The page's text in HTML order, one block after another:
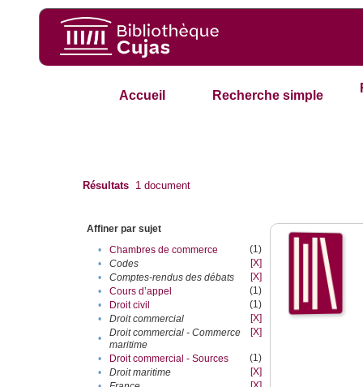
Accueil Recherche simple
Résultats 1 document
Affiner par sujet
•
Chambres de commerce
(1)
•
Codes
[X]
•
Comptes-rendus des débats
[X]
•
Cours d’appel
(1)
•
Droit civil
(1)
•
Droit commercial
[X]
•
Droit commercial - Commerce
maritime
[X]
• Droit commercial - Sources
(1)
•
Droit maritime
[X]